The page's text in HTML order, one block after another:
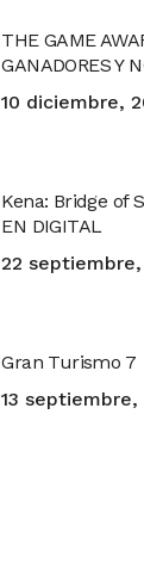
THE GAME
GANADORES Y
10 diciembre,
Kena: Bridge of
EN DIGITAL
22 septiembre,
Gran Turismo 7
13 septiembre,